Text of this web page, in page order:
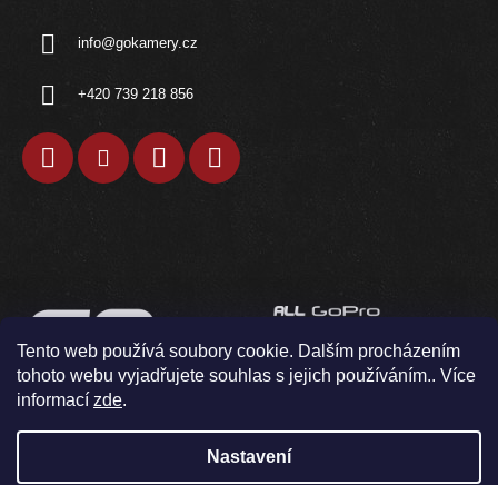
Tento web používá soubory cookie. Dalším procházením
tohoto webu vyjadřujete souhlas s jejich používáním.. Více
informací zde.
Nastavení
info@gokamery.cz
+420 739 218 856